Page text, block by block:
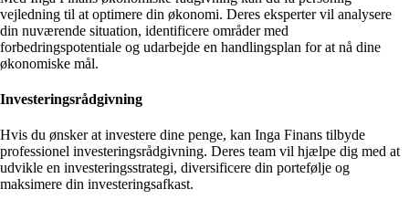
vejledning til at optimere din økonomi. Deres eksperter vil analysere
din nuværende situation, identificere områder med
forbedringspotentiale og udarbejde en handlingsplan for at nå dine
økonomiske mål.
Investeringsrådgivning
Hvis du ønsker at investere dine penge, kan Inga Finans tilbyde
professionel investeringsrådgivning. Deres team vil hjælpe dig med at
udvikle en investeringsstrategi, diversificere din portefølje og
maksimere din investeringsafkast.